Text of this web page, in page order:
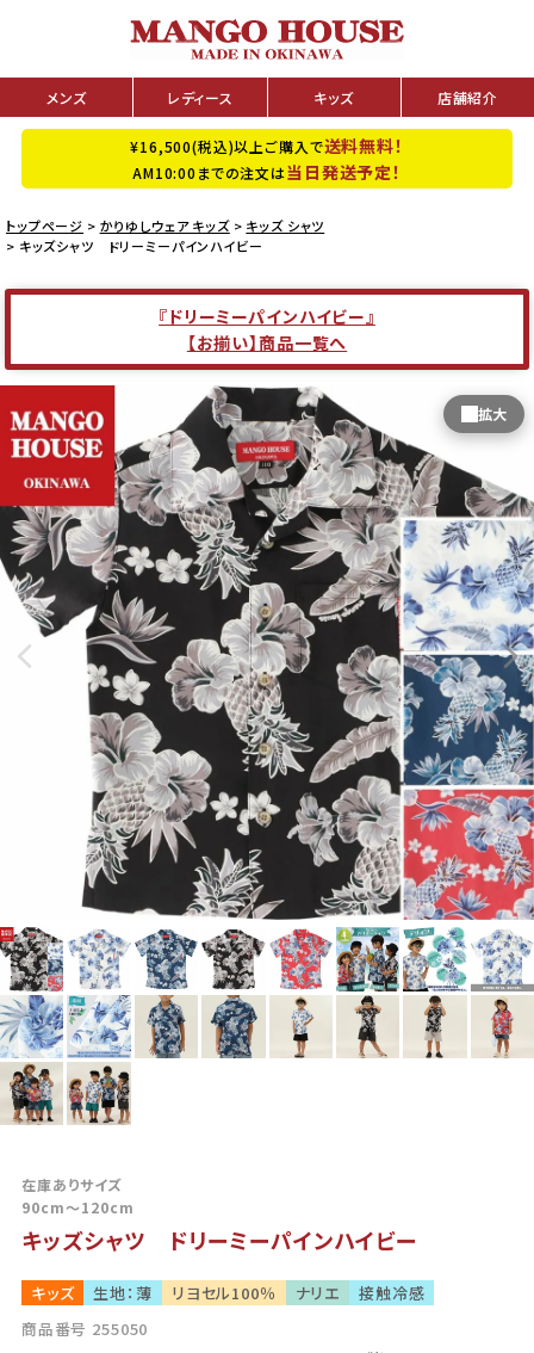
メンズ レディース キッズ 店舗紹介
¥16,500(税込)以上ご購入で送料無料！
AM10:00までの注文は当日発送予定！
トップページ かりゆしウェア キッズ
キッズ シャツ
キッズシャツ ドリーミーパインハイビー
『ドリーミーパインハイビー』
【お揃い】商品一覧へ
在庫ありサイズ
90cm～120cm
キッズシャツ ドリーミーパインハイビー
キッズ 生地：薄 リヨセル100％ ナリエ
接触冷感
商品番号 255050